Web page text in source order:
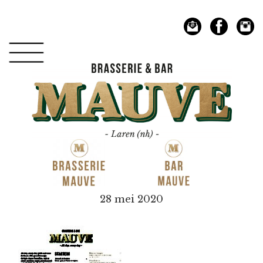
hoofdnavigatie
hoofd
inhoud
Mauve
28 mei 2020